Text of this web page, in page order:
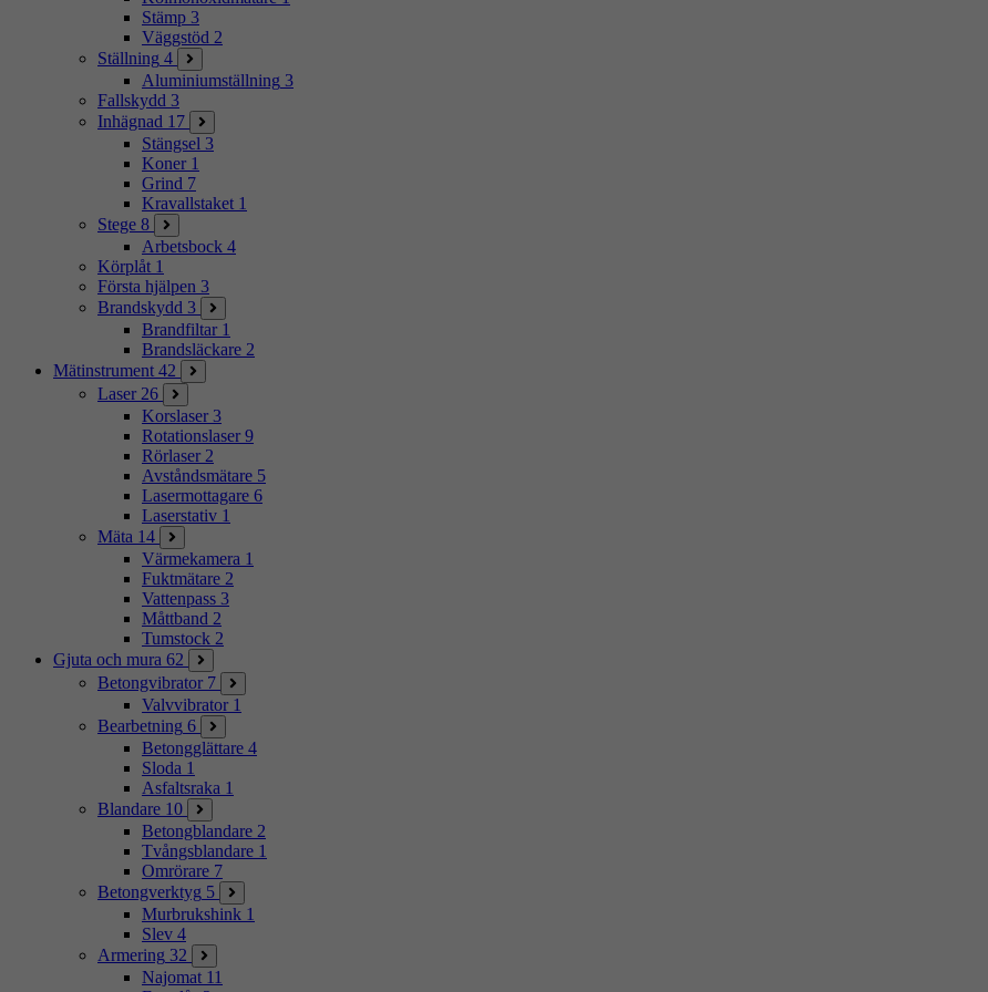
Stämp 3
Väggstöd 2
Ställning 4
Aluminiumställning 3
Fallskydd 3
Inhägnad 17
Stängsel 3
Koner 1
Grind 7
Kravallstaket 1
Stege 8
Arbetsbock 4
Körplåt 1
Första hjälpen 3
Brandskydd 3
Brandfiltar 1
Brandsläckare 2
Mätinstrument 42
Laser 26
Korslaser 3
Rotationslaser 9
Rörlaser 2
Avståndsmätare 5
Lasermottagare 6
Laserstativ 1
Mäta 14
Värmekamera 1
Fuktmätare 2
Vattenpass 3
Måttband 2
Tumstock 2
Gjuta och mura 62
Betongvibrator 7
Valvvibrator 1
Bearbetning 6
Betongglättare 4
Sloda 1
Asfaltsraka 1
Blandare 10
Betongblandare 2
Tvångsblandare 1
Omrörare 7
Betongverktyg 5
Murbrukshink 1
Slev 4
Armering 32
Najomat 11